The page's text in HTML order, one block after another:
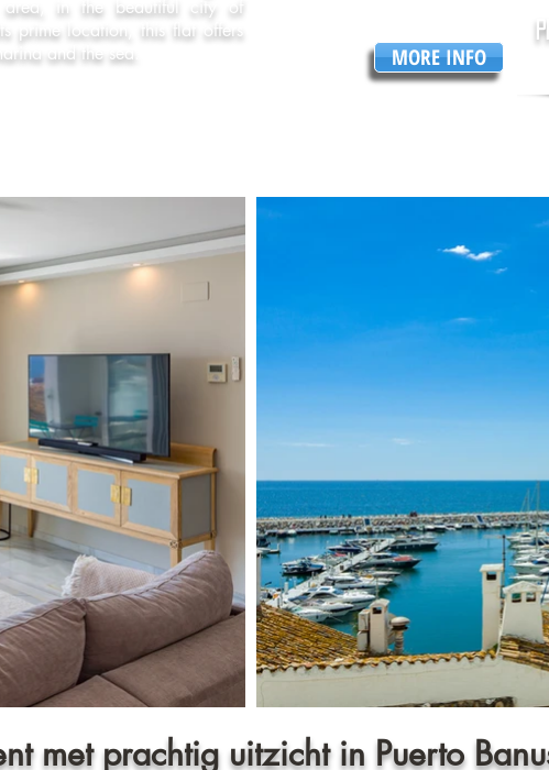
area, in the beautiful city of
prime location, this flat offers
and the sea.
MORE INFO
met prachtig uitzicht in Puerto